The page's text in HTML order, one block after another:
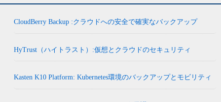
CloudBerry Backup :クラウドへの安全で確実なバックアップ
HyTrust（ハイトラスト）:仮想とクラウドのセキュリティ
Kasten K10 Platform: Kubernetes環境のバックアップとモビリティ